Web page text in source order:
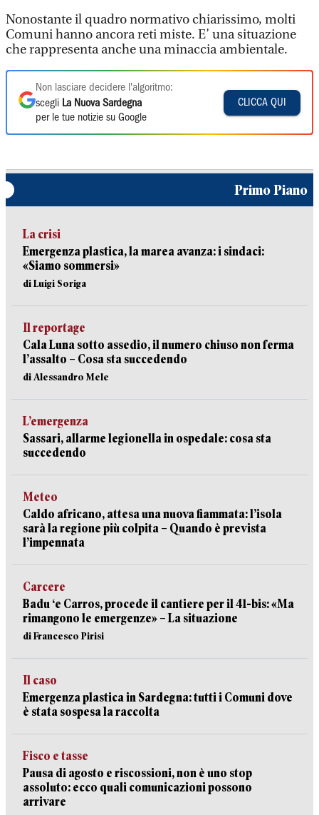
Nonostante il quadro normativo chiarissimo, molti
Comuni hanno ancora reti miste. E’ una situazione
che rappresenta anche una minaccia ambientale.
Non lasciare decidere l'algoritmo:
scegli La Nuova Sardegna
per le tue notizie su Google
CLICCA QUI
Primo Piano
La crisi
Emergenza plastica, la marea avanza: i sindaci:
«Siamo sommersi»
di Luigi Soriga
Il reportage
Cala Luna sotto assedio, il numero chiuso non ferma
l’assalto – Cosa sta succedendo
di Alessandro Mele
L’emergenza
Sassari, allarme legionella in ospedale: cosa sta
succedendo
Meteo
Caldo africano, attesa una nuova fiammata: l’isola
sarà la regione più colpita – Quando è prevista
l’impennata
Carcere
Badu ‘e Carros, procede il cantiere per il 41-bis: «Ma
rimangono le emergenze» – La situazione
di Francesco Pirisi
Il caso
Emergenza plastica in Sardegna: tutti i Comuni dove
è stata sospesa la raccolta
Fisco e tasse
Pausa di agosto e riscossioni, non è uno stop
assoluto: ecco quali comunicazioni possono
arrivare